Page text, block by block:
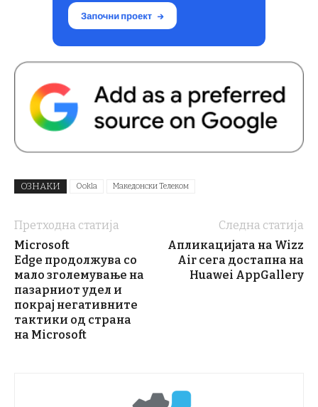
ОЗНАКИ Ookla Македонски Телеком
Претходна статија
Microsoft
Edge продолжува со
мало зголемување на
пазарниот удел и
покрај негативните
тактики од страна
на Microsoft
Следна статија
Апликацијата на Wizz
Air сега достапна на
Huawei AppGallery